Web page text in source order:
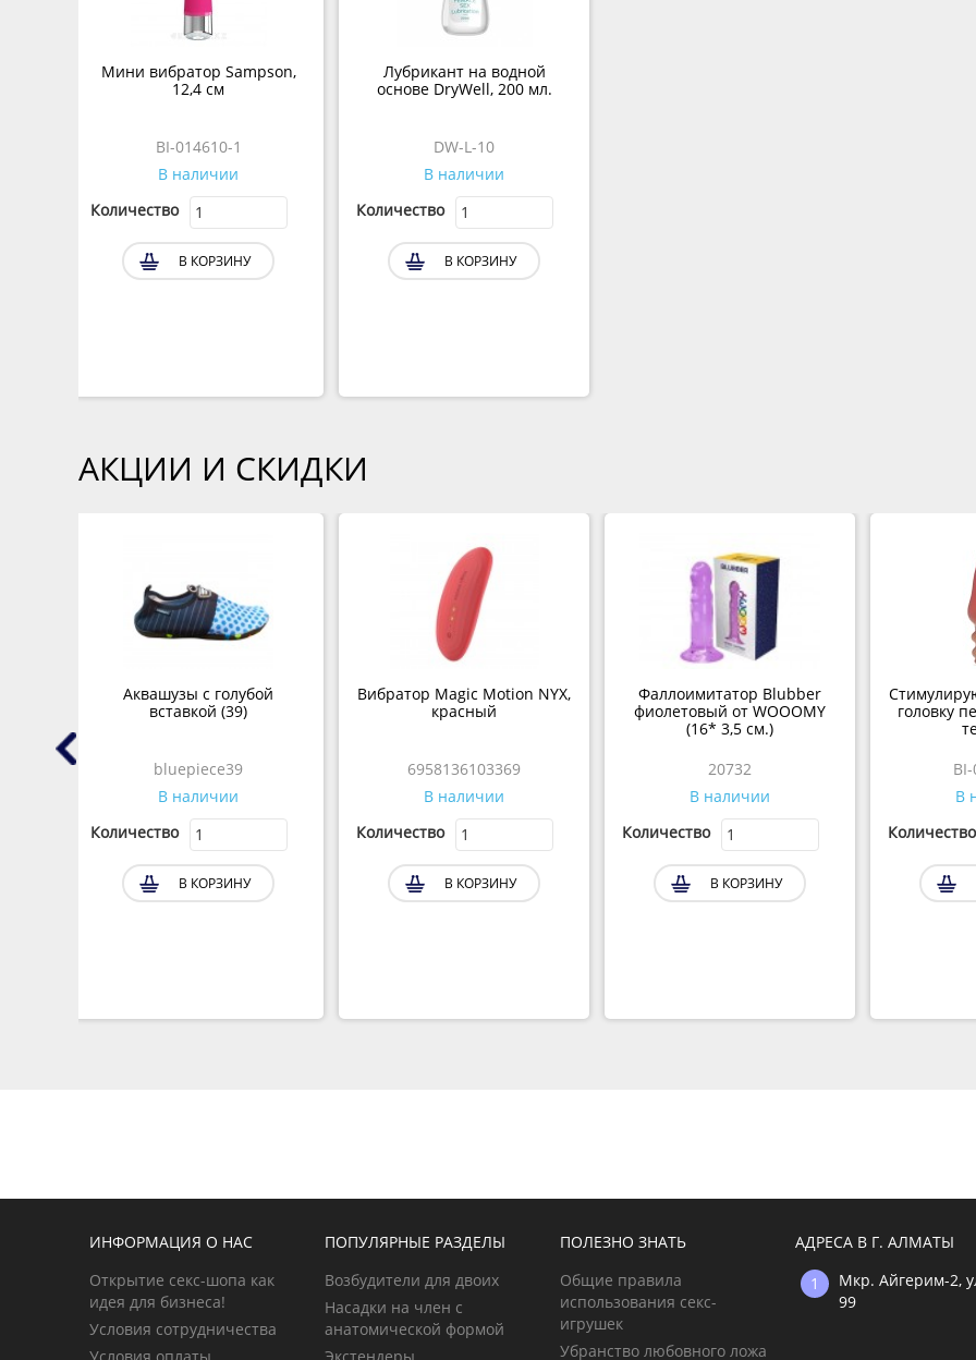
Мини вибратор Sampson,
12,4 см
BI-014610-1
В наличии
Количество
В КОРЗИНУ
Лубрикант на водной
основе DryWell, 200 мл.
DW-L-10
В наличии
Количество
В КОРЗИНУ
АКЦИИ И СКИДКИ
Аквашузы с голубой
вставкой (39)
bluepiece39
В наличии
Количество
В КОРЗИНУ
Вибратор Magic Motion NYX,
красный
6958136103369
В наличии
Количество
В КОРЗИНУ
Фаллоимитатор Blubber
фиолетовый от WOOOMY
(16* 3,5 см.)
20732
В наличии
Количество
В КОРЗИНУ
головку
В
Количество
ИНФОРМАЦИЯ О НАС
Открытие секс-шопа как
идея для бизнеса!
Условия сотрудничества
ПОПУЛЯРНЫЕ РАЗДЕЛЫ
Возбудители для двоих
Насадки на член с
анатомической формой
ПОЛЕЗНО ЗНАТЬ
Общие правила
использования секс-
игрушек
Убранство любовного ложа
АДРЕСА В Г. АЛМАТЫ
Мкр. Айгерим-2,
99